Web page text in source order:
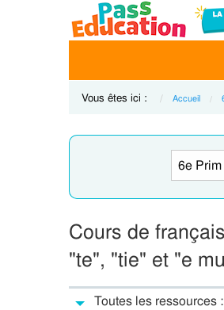
Vous êtes ici : Accueil
Cours de
"te", "tie" et "e
Toutes les ressources